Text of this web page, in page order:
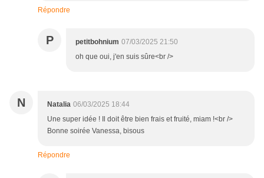
Répondre
P petitbohnium 07/03/2025 21:50
oh que oui, j'en suis sûre<br />
N Natalia 06/03/2025 18:44
Une super idée ! Il doit être bien frais et fruité, miam !<br />
Bonne soirée Vanessa, bisous
Répondre